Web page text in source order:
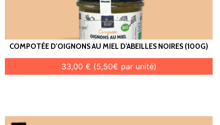
COMPOTÉE D'OIGNONS AU MIEL D'ABEILLES NOIRES (100G)
33,00 € (5,50€ par unité)